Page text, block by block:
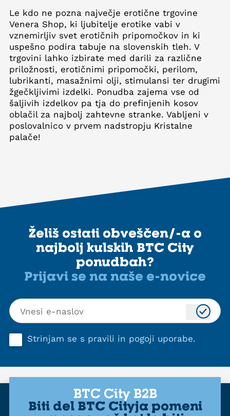
Le kdo ne pozna največje erotične trgovine
Venera Shop, ki ljubitelje erotike vabi v
vznemirljiv svet erotičnih pripomočkov in ki
uspešno podira tabuje na slovenskih tleh. V
trgovini lahko izbirate med darili za različne
priložnosti, erotičnimi pripomočki, perilom,
lubrikanti, masažnimi olji, stimulansi ter drugimi
žgečkljivimi izdelki. Ponudba zajema vse od
šaljivih izdelkov pa tja do prefinjenih kosov
oblačil za najbolj zahtevne stranke. Vabljeni v
poslovalnico v prvem nadstropju Kristalne
palače!
Želiš ostati obveščen/-a o
najbolj kulskih BTC City
ponudbah?
Prijavi se na naše e-novice
Strinjam se s pravili in pogoji uporabe.
BTC City B2B
Biti del BTC Cityja pomeni